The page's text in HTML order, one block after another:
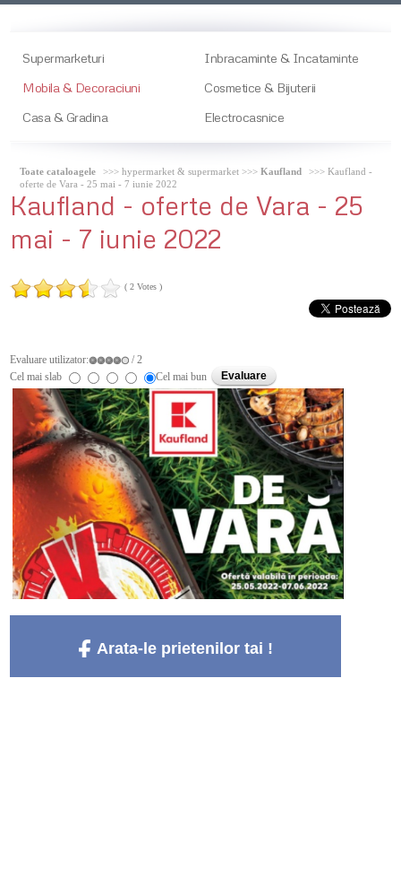
Supermarketuri
Inbracaminte & Incataminte
Mobila & Decoraciuni
Cosmetice & Bijuterii
Casa & Gradina
Electrocasnice
Toate cataloagele >>> hypermarket & supermarket >>>Kaufland
>>> Kaufland -
oferte de Vara - 25 mai - 7 iunie 2022
Kaufland - oferte de Vara - 25
mai - 7 iunie 2022
( 2 Votes )
Evaluare utilizator:
/ 2
Cel mai slab
Cel mai bun
Arata-le prietenilor tai !